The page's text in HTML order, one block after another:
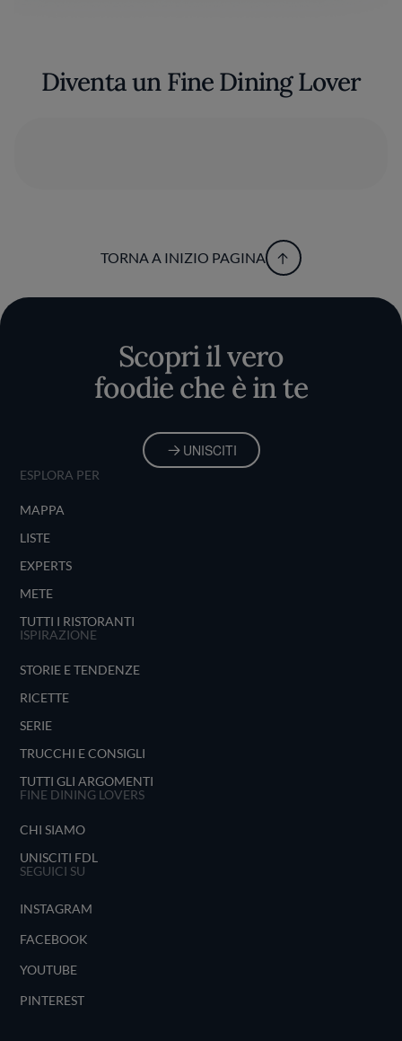
Diventa un Fine Dining Lover
TORNA A INIZIO PAGINA
Scopri il vero
foodie che è in te
UNISCITI
ESPLORA PER
MAPPA
LISTE
EXPERTS
METE
TUTTI I RISTORANTI
ISPIRAZIONE
STORIE E TENDENZE
RICETTE
SERIE
TRUCCHI E CONSIGLI
TUTTI GLI ARGOMENTI
FINE DINING LOVERS
CHI SIAMO
UNISCITI FDL
SEGUICI SU
INSTAGRAM
FACEBOOK
YOUTUBE
PINTEREST